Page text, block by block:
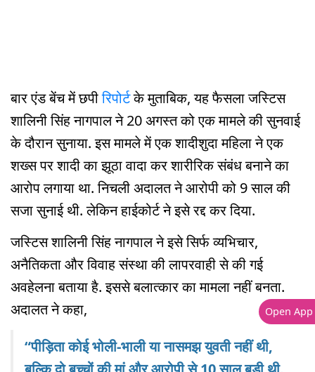
बार एंड बेंच में छपीरिपोर्टके मुताबिक, यह फैसला जस्टिस
शालिनी सिंह नागपाल ने 20 अगस्त को एक मामले की सुनवाई
के दौरान सुनाया. इस मामले में एक शादीशुदा महिला ने एक
शख्स पर शादी का झूठा वादा कर शारीरिक संबंध बनाने का
आरोप लगाया था. निचली अदालत ने आरोपी को 9 साल की
सजा सुनाई थी. लेकिन हाईकोर्ट ने इसे रद्द कर दिया.
जस्टिस शालिनी सिंह नागपाल ने इसे सिर्फ व्यभिचार,
अनैतिकता और विवाह संस्था की लापरवाही से की गई
अवहेलना बताया है. इससे बलात्कार का मामला नहीं बनता.
अदालत ने कहा,
“पीड़िता कोई भोली-भाली या नासमझ युवती नहीं थी,
Open App